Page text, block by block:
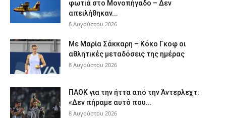
φωτιά στο Μονοπήγαδο – Δεν
απειλήθηκαν...
8 Αυγούστου 2026
Με Μαρία Σάκκαρη – Κόκο Γκοφ οι
αθλητικές μεταδόσεις της ημέρας
8 Αυγούστου 2026
ΠΑΟΚ για την ήττα από την Άντερλεχτ:
«Δεν πήραμε αυτό που...
8 Αυγούστου 2026